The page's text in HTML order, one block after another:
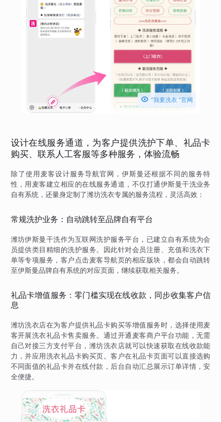
 “我要洗衣 ”官网
设计在线服务通道，为客户提供洗护下单、礼品卡
购买、联系人工客服等多种服务，体验流畅
除了使用麦客设计服务导航官网，伊斯曼还根据不同的服务特
性，用麦客建立相应的在线服务通道，不仅打通伊斯曼干洗业务
自有系统，还量身定制了潍坊洗衣专属的服务流程，灵活高效：
常规洗护业务：自动跳转至品牌自有平台
潍坊伊斯曼干洗作为互联网洗护服务平台，已建立自有系统为会
员提供类目精细的洗护服务。因此针对会员注册、充值和洗衣下
单等专项服务，客户点击麦客导航页的相应版块，都会自动跳转
至伊斯曼品牌自有系统的对应页面，继续获取相关服务。
礼品卡增值服务：零门槛实现在线收款，同步收集客户信
息
潍坊洗衣店在为客户提供礼品卡购买等增值服务时，选择使用麦
客开展洗衣礼品卡售卖服务。通过开通麦客商户平台功能，无需
自己对接三方支付平台，潍坊洗衣店就可以快速获取在线收款能
力，并应用洗衣礼品卡购买页。客户在礼品卡页面可以直接选购
不同面值的礼品卡并在线付款，后台自动汇总展示订单详情，安
全便捷。